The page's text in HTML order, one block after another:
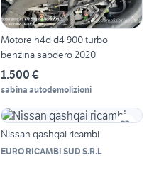
Motore h4d d4 900 turbo
benzina sabdero 2020
1.500 €
sabina autodemolizioni
Nissan qashqai ricambi
EURO RICAMBI SUD S.R.L